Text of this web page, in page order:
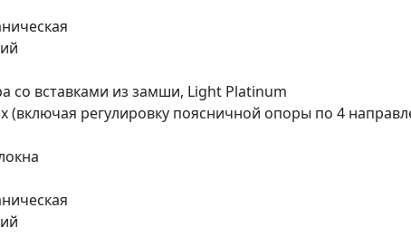
со вставками из замши, Light Platinum
(включая регулировку поясничной опоры по 4